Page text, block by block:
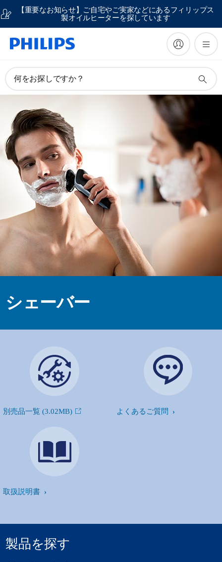
【重要なお知らせ】ご自宅やご実家などにあるフィリップス
製オイルヒーターを探しています
何をお探しですか？
シェーバー
別売品一覧 (3.02MB) よくあるご質問
取扱説明書
製品を探す